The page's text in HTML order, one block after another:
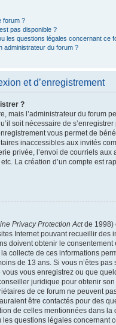
forum ?
pas disponible ?
les questions légales concernant ce
administrateur du forum ?
et d’enregistrement
?
mais l’administrateur du forum
soit nécessaire de
vous permet de
inaccessibles aux invités
privée, l’envoi de courriels aux
La création d’un compte est
Privacy Protection Actde 1998)
Internet pouvant recueillir des
doivent obtenir le consentement
collecte de ces informations
de 13 ans. Si vous n’êtes pas
vous enregistrez ou que
juridique pour obtenir
de ce forum ne peuvent
être contactés pour des
de celles mentionnées dans la
questions légales concernant